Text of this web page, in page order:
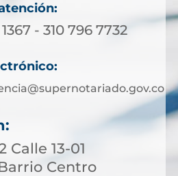
- 310 796 7732
Calle 13-01
Centro